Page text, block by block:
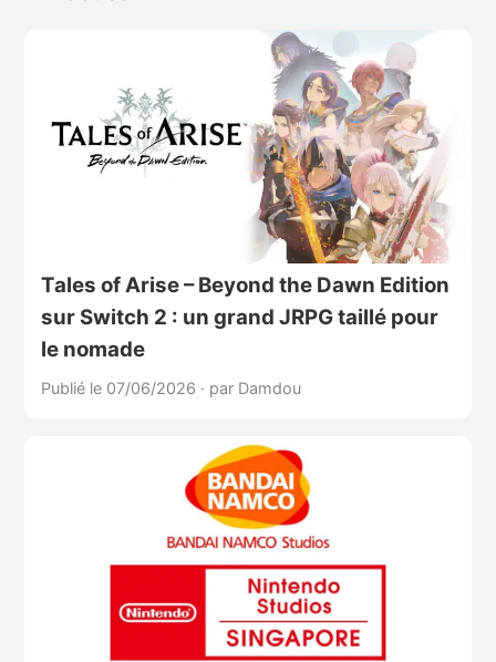
Tales of Arise – Beyond the Dawn Edition
sur Switch 2 : un grand JRPG taillé pour
le nomade
Publié le 07/06/2026 · par Damdou